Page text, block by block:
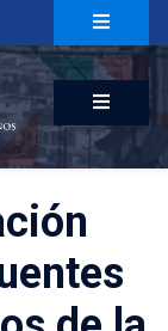
URBANOS